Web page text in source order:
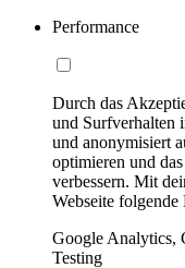
Performance
Durch das
und Surfverhalten
und anonymisiert
optimieren und
verbessern. Mit
Webseite folgende
Google Analytics,
Testing